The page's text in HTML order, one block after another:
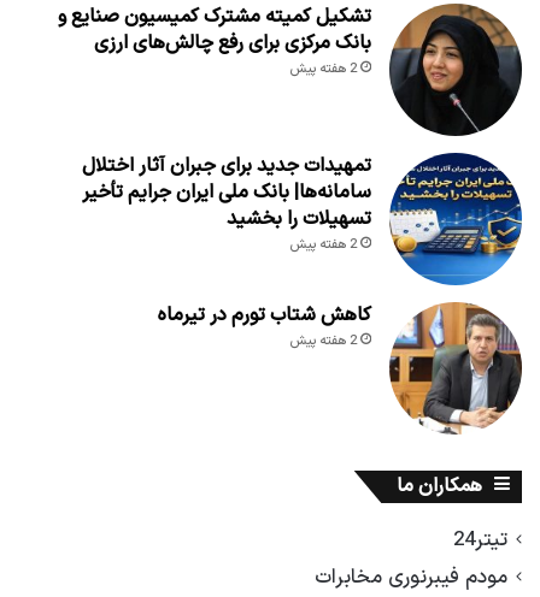
تشکیل کمیته مشترک کمیسیون صنایع و
بانک مرکزی برای رفع چالش‌های ارزی
2 هفته پیش
تمهیدات جدید برای جبران آثار اختلال
سامانه‌ها| بانک ملی ایران جرایم تأخیر
تسهیلات را بخشید
2 هفته پیش
کاهش شتاب تورم در تیرماه
2 هفته پیش
همکاران ما
تیتر24
مودم فیبرنوری مخابرات